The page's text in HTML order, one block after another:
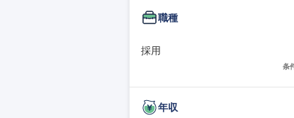
職種
採用
条
年収